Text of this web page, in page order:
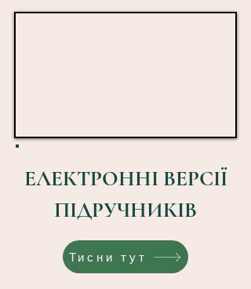
ЕЛЕКТРОННІ ВЕРСІЇ
ПІДРУЧНИКІВ
Тисни тут